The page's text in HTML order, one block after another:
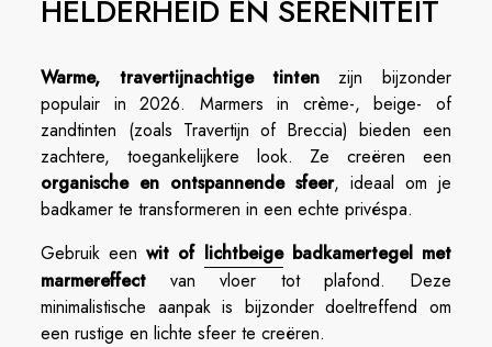
HELDERHEID EN SERENITEIT
Warme, travertijnachtige tinten zijn bijzonder
populair in 2026. Marmers in crème-, beige- of
zandtinten (zoals Travertijn of Breccia) bieden een
zachtere, toegankelijkere look. Ze creëren een
organische en ontspannende sfeer, ideaal om je
badkamer te transformeren in een echte privéspa.
Gebruik eenwit of lichtbeigebadkamertegel met
marmereffect van vloer tot plafond. Deze
minimalistische aanpak is bijzonder doeltreffend om
een rustige en lichte sfeer te creëren.